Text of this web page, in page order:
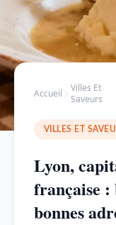
Accueil
Villes Et
Saveurs
VILLES ET
Lyon,
française :
bonnes